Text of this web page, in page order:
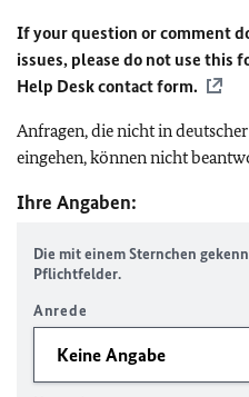
If your question or comment
issues, please do not use this
Help Desk contact form.
Anfragen, die nicht in
eingehen, können nicht
Ihre Angaben:
Die mit einem Sternchen
Pflichtfelder.
Anrede